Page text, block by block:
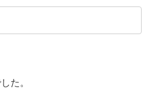
た。